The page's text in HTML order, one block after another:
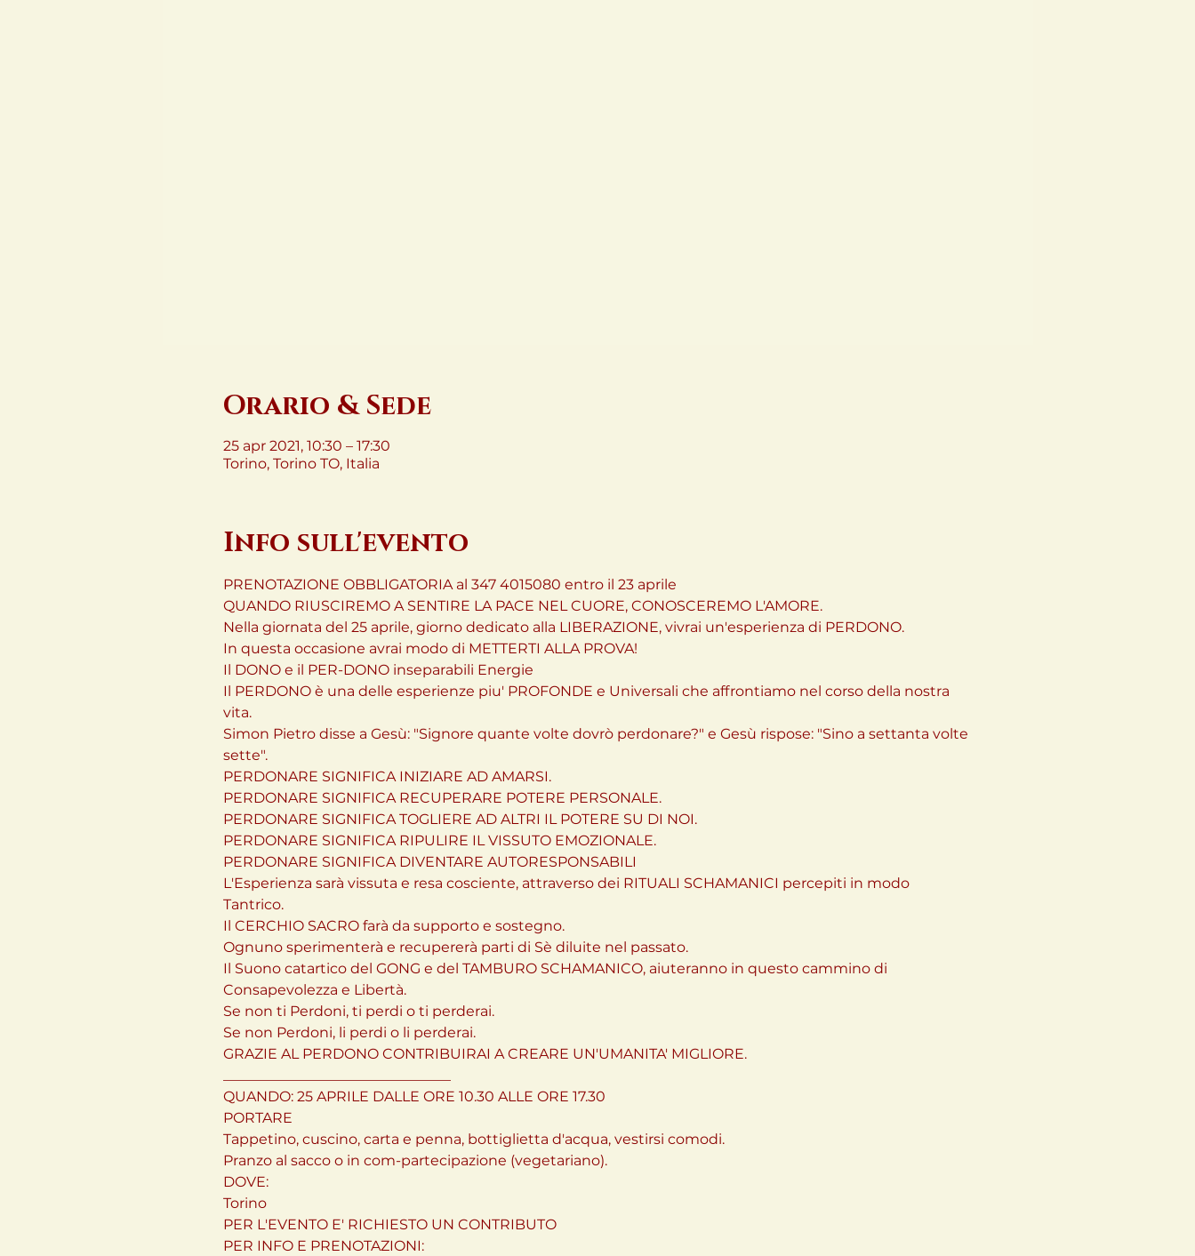
Orario & Sede
25 apr 2021, 10:30 – 17:30
Torino, Torino TO, Italia
Info sull'evento
PRENOTAZIONE OBBLIGATORIA al 347 4015080 entro il 23 aprile
QUANDO RIUSCIREMO A SENTIRE LA PACE NEL CUORE, CONOSCEREMO L'AMORE.
Nella giornata del 25 aprile, giorno dedicato alla LIBERAZIONE, vivrai un'esperienza di PERDONO.
In questa occasione avrai modo di METTERTI ALLA PROVA!
Il DONO e il PER-DONO inseparabili Energie
Il PERDONO è una delle esperienze piu' PROFONDE e Universali che affrontiamo nel corso della nostra
vita.
Simon Pietro disse a Gesù: "Signore quante volte dovrò perdonare?" e Gesù rispose: "Sino a settanta volte
sette".
PERDONARE SIGNIFICA INIZIARE AD AMARSI.
PERDONARE SIGNIFICA RECUPERARE POTERE PERSONALE.
PERDONARE SIGNIFICA TOGLIERE AD ALTRI IL POTERE SU DI NOI.
PERDONARE SIGNIFICA RIPULIRE IL VISSUTO EMOZIONALE.
PERDONARE SIGNIFICA DIVENTARE AUTORESPONSABILI
L'Esperienza sarà vissuta e resa cosciente, attraverso dei RITUALI SCHAMANICI percepiti in modo
Tantrico.
Il CERCHIO SACRO farà da supporto e sostegno.
Ognuno sperimenterà e recupererà parti di Sè diluite nel passato.
Il Suono catartico del GONG e del TAMBURO SCHAMANICO, aiuteranno in questo cammino di
Consapevolezza e Libertà.
Se non ti Perdoni, ti perdi o ti perderai.
Se non Perdoni, li perdi o li perderai.
GRAZIE AL PERDONO CONTRIBUIRAI A CREARE UN'UMANITA' MIGLIORE.
QUANDO: 25 APRILE DALLE ORE 10.30 ALLE ORE 17.30
PORTARE
Tappetino, cuscino, carta e penna, bottiglietta d'acqua, vestirsi comodi.
Pranzo al sacco o in com-partecipazione (vegetariano).
DOVE:
Torino
PER L'EVENTO E' RICHIESTO UN CONTRIBUTO
PER INFO E PRENOTAZIONI: